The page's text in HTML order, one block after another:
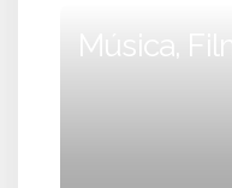
Música,